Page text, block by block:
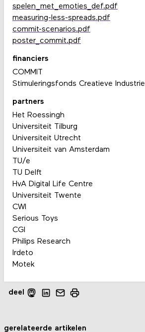
deel
spelen_met_emoties_def.pdf
measuring-less-spreads.pdf
commit-scenarios.pdf
poster_commit.pdf
financiers
COMMIT
Stimuleringsfonds Creatieve Industrie
partners
Het Roessingh
Universiteit Tilburg
Universiteit Utrecht
Universiteit van Amsterdam
TU/e
TU Delft
HvA Digital Life Centre
Universiteit Twente
CWI
Serious Toys
CGI
Philips Research
Irdeto
Motek
gerelateerde artikelen